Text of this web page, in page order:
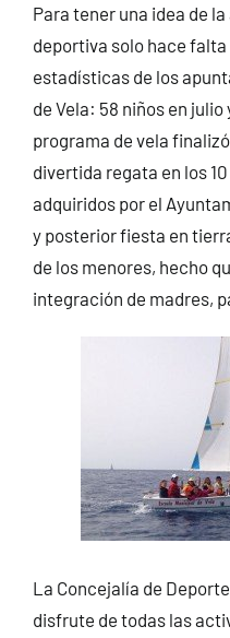
Para tener una idea de
deportiva solo hace
estadísticas de los
de Vela: 58 niños en
programa de vela
divertida regata en los
adquiridos por el
y posterior fiesta en
de los menores, hecho
integración de madres,
La Concejalía de
disfrute de todas las